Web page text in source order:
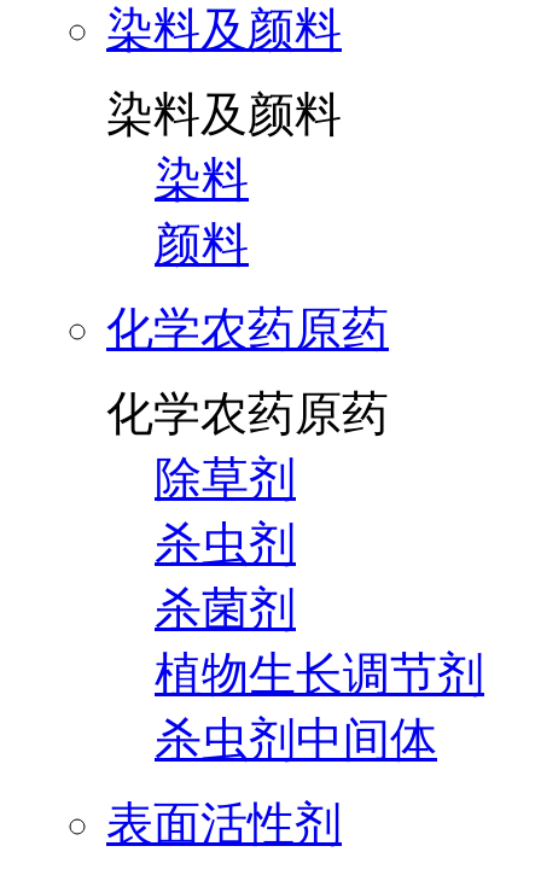
染料及颜料
染料及颜料
染料
颜料
化学农药原药
化学农药原药
除草剂
杀虫剂
杀菌剂
植物生长调节剂
杀虫剂中间体
表面活性剂